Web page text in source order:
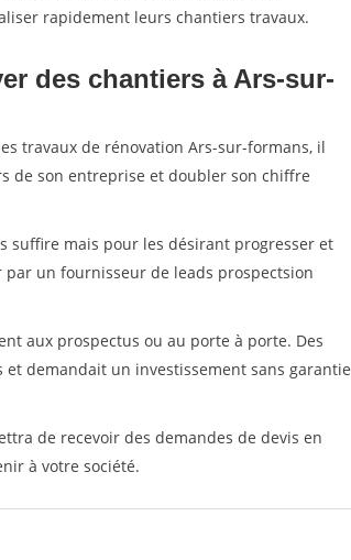
rapidement leurs chantiers travaux.
des chantiers à Ars-sur-
travaux de rénovation Ars-sur-formans, il
de son entreprise et doubler son chiffre
suffire mais pour les désirant progresser et
un fournisseur de leads prospectsion
aux prospectus ou au porte à porte. Des
demandait un investissement sans garantie
de recevoir des demandes de devis en
à votre société.